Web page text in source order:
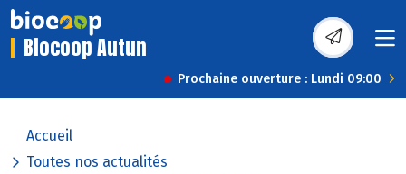
Biocoop Autun
Prochaine ouverture : Lundi 09:00
Accueil
Toutes nos actualités